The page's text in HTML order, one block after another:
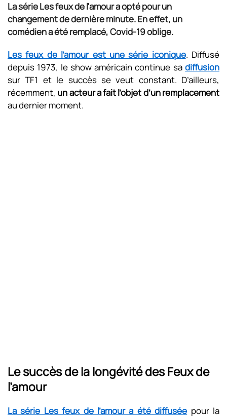
La série Les feux de l'amour a opté pour un
changement de dernière minute. En effet, un
comédien a été remplacé, Covid-19 oblige.
Les feux de l’amour est une série iconique. Diffusé
depuis 1973, le show américain continue sa diffusion
sur TF1 et le succès se veut constant. D’ailleurs,
récemment, un acteur a fait l’objet d’un remplacement
au dernier moment.
Le succès de la longévité des Feux de
l’amour
La série Les feux de l’amour a été diffusée pour la